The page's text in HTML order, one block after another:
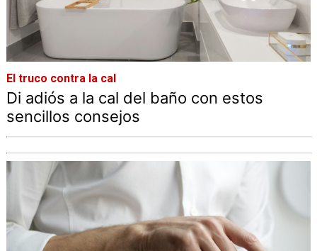
El truco contra la cal
Di adiós a la cal del baño con estos
sencillos consejos